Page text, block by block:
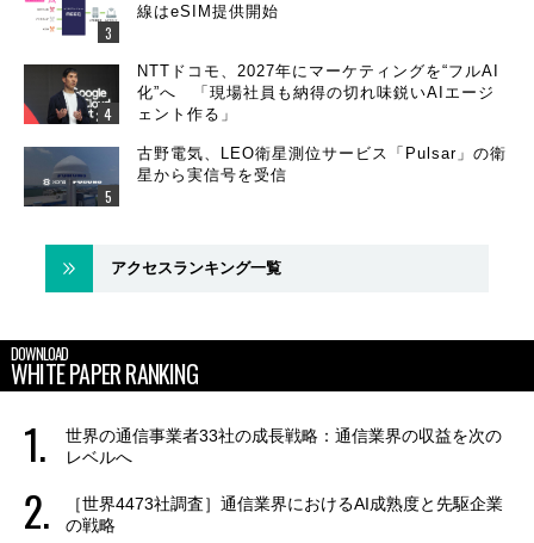
線はeSIM提供開始
NTTドコモ、2027年にマーケティングを“フルAI
化”へ 「現場社員も納得の切れ味鋭いAIエージ
ェント作る」
古野電気、LEO衛星測位サービス「Pulsar」の衛
星から実信号を受信
アクセスランキング一覧
DOWNLOAD
WHITE PAPER RANKING
世界の通信事業者33社の成長戦略：通信業界の収益を次の
レベルへ
［世界4473社調査］通信業界におけるAI成熟度と先駆企業
の戦略